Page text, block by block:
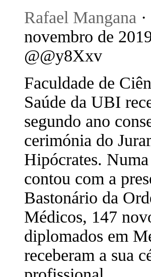
Rafael Mangana
novembro de
@@y8Xxv
Faculdade de
Saúde da UBI
segundo ano
cerimónia do
Hipócrates. Numa
contou com a
Bastonário da
Médicos, 147
diplomados em
receberam a sua